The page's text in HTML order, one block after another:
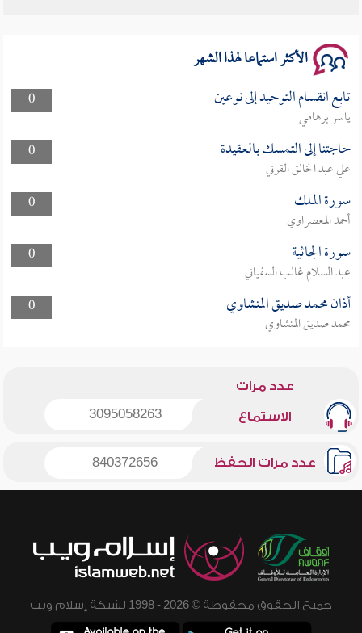
الأكثر استماعا لهذا الشهر
0 تابع انقسام التوحيد إلى نوعين
ياسر برهامي
0
حاجتنا إلى التمسك بالعقيدة
علي عبد الخالق القرني
0
سورة الملك
أحمد المعصراوي
0
سورة الجاثية
عبد السلام غالب السفياني
0
أذان محمد صديق المنشاوي
محمد صديق المنشاوي
عدد مرات
الاستماع 3095058263
عدد مرات الحفظ 840372656
جميع الحقوق محفوظة © 2026 - 1998 لشبكة إسلام ويب